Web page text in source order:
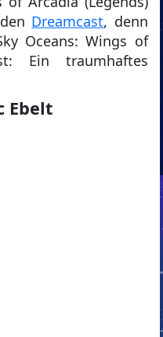
Dreamcast, denn
Oceans: Wings of
Ein traumhaftes
Ebelt